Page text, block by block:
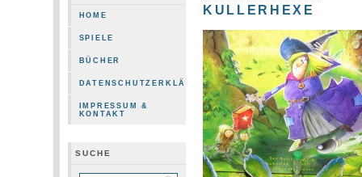
HOME
SPIELE
BÜCHER
DATENSCHUTZERKLÄRUNG
IMPRESSUM &
KONTAKT
SUCHE
KULLERHEXE